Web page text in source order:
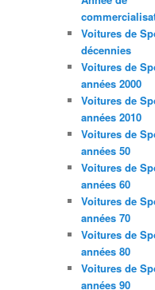
Voitures de
décennies
Voitures de
années 2000
Voitures de
années 2010
Voitures de
années 50
Voitures de
années 60
Voitures de
années 70
Voitures de
années 80
Voitures de
années 90